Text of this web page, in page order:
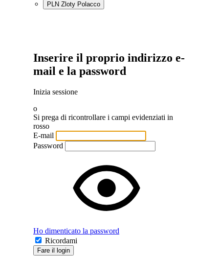
PLN Zloty Polacco
Inserire il proprio indirizzo e-
mail e la password
Inizia sessione
o
Si prega di ricontrollare i campi evidenziati in
rosso
E-mail
Password
Ho dimenticato la password
Ricordami
Fare il login